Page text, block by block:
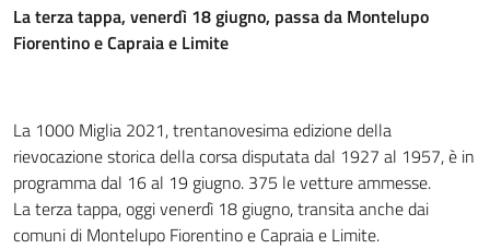
La terza tappa, venerdì 18 giugno, passa da Montelupo
Fiorentino e Capraia e Limite
La 1000 Miglia 2021, trentanovesima edizione della
rievocazione storica della corsa disputata dal 1927 al 1957, è in
programma dal 16 al 19 giugno. 375 le vetture ammesse.
La terza tappa, oggi venerdì 18 giugno, transita anche dai
comuni di Montelupo Fiorentino e Capraia e Limite.